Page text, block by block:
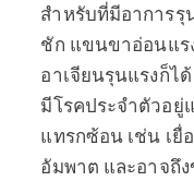
สำหรับที่มีอาการรุ
ชัก แขนขาอ่อนแร
อาเจียนรุนแรงก็ไ
มีโรคประจำตัวอยู่
แทรกซ้อน เช่น เยื่
อัมพาต และอาจถึง